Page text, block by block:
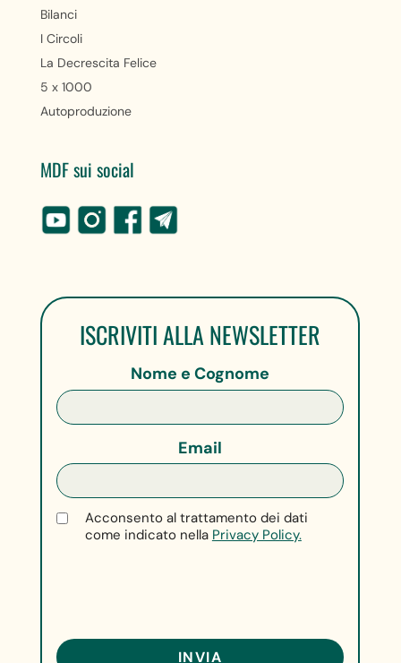
Bilanci
I Circoli
La Decrescita Felice
5 x 1000
Autoproduzione
MDF sui social
ISCRIVITI ALLA NEWSLETTER
Nome e Cognome
Email
Acconsento al trattamento dei dati
come indicato nella Privacy Policy.